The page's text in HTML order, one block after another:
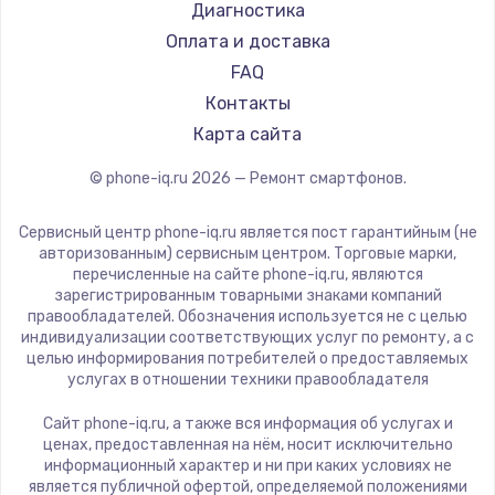
Замена видеокарты
1600 руб.
Заказать
Ремонт разъема питания
880 руб.
Заказать
Замена видеочипа
2745 руб.
Заказать
2600 руб.
Заказать
Ремонт смартфонов HTC
Ремонт смартфонов Blackmagic
Ремонт смартфонов Nothing
Ремонт смартфонов iQOO
LeEco
OnePlus
teXet
Motorola
Prestigio
Elephone
BlackView
Google
Vertu
Tp-Link
Nubia
Land Rover
Диагностика
Оплата и доставка
FAQ
Контакты
Карта сайта
© phone-iq.ru 2026 — Ремонт смартфонов.
Сервисный центр phone-iq.ru является пост гарантийным (не
авторизованным) сервисным центром. Торговые марки,
перечисленные на сайте phone-iq.ru, являются
зарегистрированным товарными знаками компаний
правообладателей. Обозначения используется не с целью
индивидуализации соответствующих услуг по ремонту, а с
целью информирования потребителей о предоставляемых
услугах в отношении техники правообладателя
Сайт phone-iq.ru, а также вся информация об услугах и
ценах, предоставленная на нём, носит исключительно
информационный характер и ни при каких условиях не
является публичной офертой, определяемой положениями